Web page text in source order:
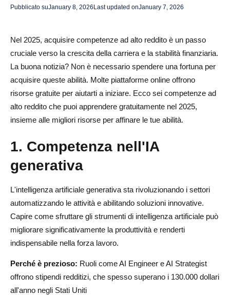
Pubblicato suJanuary 8, 2026 Last updated onJanuary 7, 2026
Nel 2025, acquisire competenze ad alto reddito è un passo
cruciale verso la crescita della carriera e la stabilità finanziaria.
La buona notizia? Non è necessario spendere una fortuna per
acquisire queste abilità. Molte piattaforme online offrono
risorse gratuite per aiutarti a iniziare. Ecco sei competenze ad
alto reddito che puoi apprendere gratuitamente nel 2025,
insieme alle migliori risorse per affinare le tue abilità.
1. Competenza nell'IA
generativa
L'intelligenza artificiale generativa sta rivoluzionando i settori
automatizzando le attività e abilitando soluzioni innovative.
Capire come sfruttare gli strumenti di intelligenza artificiale può
migliorare significativamente la produttività e renderti
indispensabile nella forza lavoro.
Perché è prezioso: Ruoli come AI Engineer e AI Strategist
offrono stipendi redditizi, che spesso superano i 130.000 dollari
all'anno negli Stati Uniti